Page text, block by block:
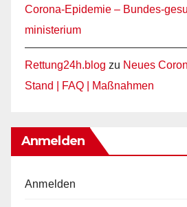
Corona-Epidemie – Bundes-
ministerium
Rettung24h.blog zu Neues
Stand | FAQ | Maßnahmen
Anmelden
Anmelden